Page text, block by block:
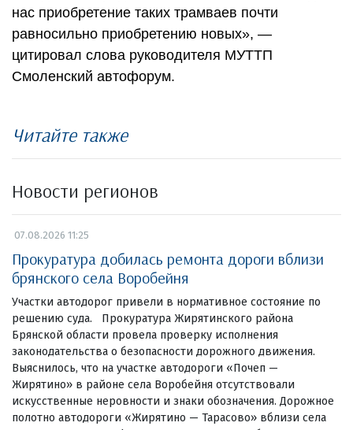
нас приобретение таких трамваев почти
равносильно приобретению новых», —
цитировал слова руководителя МУТТП
Смоленский автофорум.
Читайте также
Новости регионов
07.08.2026 11:25
Прокуратура добилась ремонта дороги вблизи
брянского села Воробейня
Участки автодорог привели в нормативное состояние по
решению суда. Прокуратура Жирятинского района
Брянской области провела проверку исполнения
законодательства о безопасности дорожного движения.
Выяснилось, что на участке автодороги «Почеп —
Жирятино» в районе села Воробейня отсутствовали
искусственные неровности и знаки обозначения. Дорожное
полотно автодороги «Жирятино — Тарасово» вблизи села